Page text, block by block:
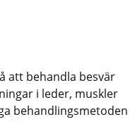
att behandla besvär
i leder, muskler
behandlingsmetoden